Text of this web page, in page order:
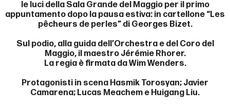
le luci della Sala Grande del Maggio per il primo
appuntamento dopo la pausa estiva: in cartellone “Les
pêcheurs de perles” di Georges Bizet.
Sul podio, alla guida dell’Orchestra e del Coro del
Maggio, il maestro Jérémie Rhorer.
La regia è firmata da Wim Wenders.
Protagonisti in scena Hasmik Torosyan; Javier
Camarena; Lucas Meachem e Huigang Liu.